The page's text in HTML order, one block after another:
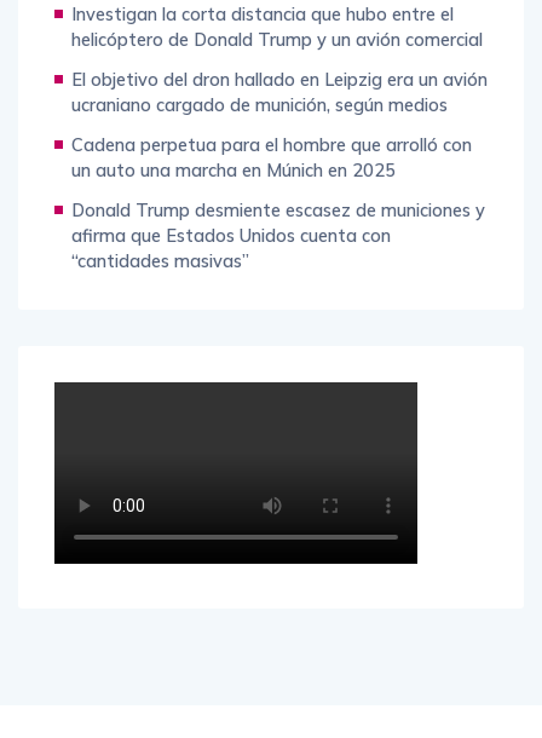
Investigan la corta distancia que hubo entre el
helicóptero de Donald Trump y un avión comercial
El objetivo del dron hallado en Leipzig era un avión
ucraniano cargado de munición, según medios
Cadena perpetua para el hombre que arrolló con
un auto una marcha en Múnich en 2025
Donald Trump desmiente escasez de municiones y
afirma que Estados Unidos cuenta con
“cantidades masivas”